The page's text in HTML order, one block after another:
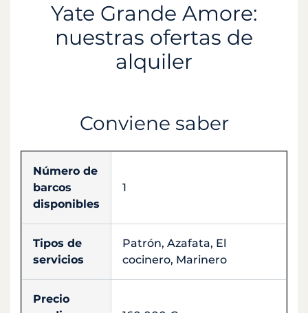
Yate Grande Amore:
nuestras ofertas de
alquiler
Conviene saber
Número de
barcos
disponibles
1
Tipos de
servicios
Patrón, Azafata, El
cocinero, Marinero
Precio